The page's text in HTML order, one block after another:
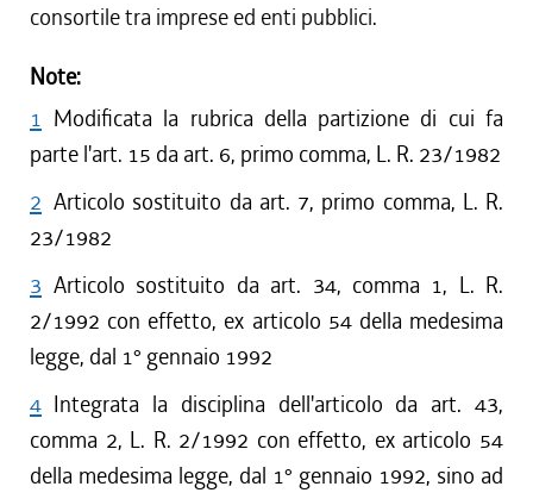
consortile tra imprese ed enti pubblici.
Note:
1 Modificata la rubrica della partizione di cui fa
parte l'art. 15 da art. 6, primo comma, L. R. 23/1982
2 Articolo sostituito da art. 7, primo comma, L. R.
23/1982
3 Articolo sostituito da art. 34, comma 1, L. R.
2/1992 con effetto, ex articolo 54 della medesima
legge, dal 1° gennaio 1992
4 Integrata la disciplina dell'articolo da art. 43,
comma 2, L. R. 2/1992 con effetto, ex articolo 54
della medesima legge, dal 1° gennaio 1992, sino ad